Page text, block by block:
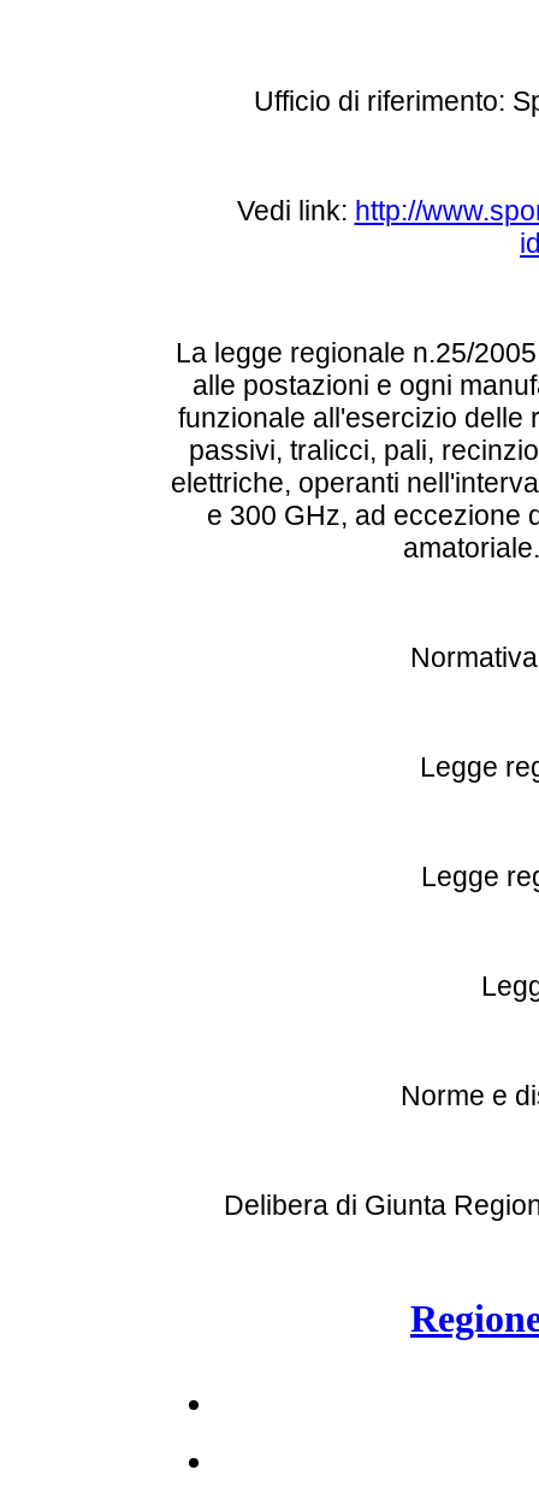
Ufficio di riferimento:
Vedi link: http://
La legge regionale n.25/
alle postazioni e ogni
funzionale all'esercizio delle
passivi, tralicci, pali,
elettriche, operanti
e 300 GHz, ad eccezione
Legge
Legge
Norme e
Delibera di Giunta